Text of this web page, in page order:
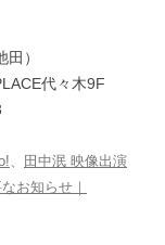
）
代々木9F
田中泯 映像出演
お知らせ｜